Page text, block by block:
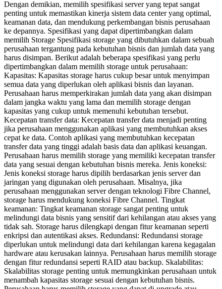
Dengan demikian, memilih spesifikasi server yang tepat sangat
penting untuk memastikan kinerja sistem data center yang optimal,
keamanan data, dan mendukung perkembangan bisnis perusahaan
ke depannya. Spesifikasi yang dapat dipertimbangkan dalam
memilih Storage Spesifikasi storage yang dibutuhkan dalam sebuah
perusahaan tergantung pada kebutuhan bisnis dan jumlah data yang
harus disimpan. Berikut adalah beberapa spesifikasi yang perlu
dipertimbangkan dalam memilih storage untuk perusahaan:
Kapasitas: Kapasitas storage harus cukup besar untuk menyimpan
semua data yang diperlukan oleh aplikasi bisnis dan layanan.
Perusahaan harus memperkirakan jumlah data yang akan disimpan
dalam jangka waktu yang lama dan memilih storage dengan
kapasitas yang cukup untuk memenuhi kebutuhan tersebut.
Kecepatan transfer data: Kecepatan transfer data menjadi penting
jika perusahaan menggunakan aplikasi yang membutuhkan akses
cepat ke data. Contoh aplikasi yang membutuhkan kecepatan
transfer data yang tinggi adalah basis data dan aplikasi keuangan.
Perusahaan harus memilih storage yang memiliki kecepatan transfer
data yang sesuai dengan kebutuhan bisnis mereka. Jenis koneksi:
Jenis koneksi storage harus dipilih berdasarkan jenis server dan
jaringan yang digunakan oleh perusahaan. Misalnya, jika
perusahaan menggunakan server dengan teknologi Fibre Channel,
storage harus mendukung koneksi Fibre Channel. Tingkat
keamanan: Tingkat keamanan storage sangat penting untuk
melindungi data bisnis yang sensitif dari kehilangan atau akses yang
tidak sah. Storage harus dilengkapi dengan fitur keamanan seperti
enkripsi dan autentikasi akses. Redundansi: Redundansi storage
diperlukan untuk melindungi data dari kehilangan karena kegagalan
hardware atau kerusakan lainnya. Perusahaan harus memilih storage
dengan fitur redundansi seperti RAID atau backup. Skalabilitas:
Skalabilitas storage penting untuk memungkinkan perusahaan untuk
menambah kapasitas storage sesuai dengan kebutuhan bisnis.